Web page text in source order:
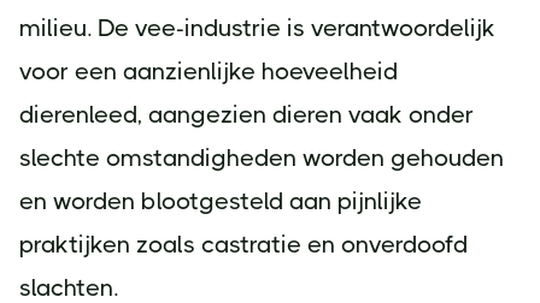
milieu. De vee-industrie is verantwoordelijk
voor een aanzienlijke hoeveelheid
dierenleed, aangezien dieren vaak onder
slechte omstandigheden worden gehouden
en worden blootgesteld aan pijnlijke
praktijken zoals castratie en onverdoofd
slachten.